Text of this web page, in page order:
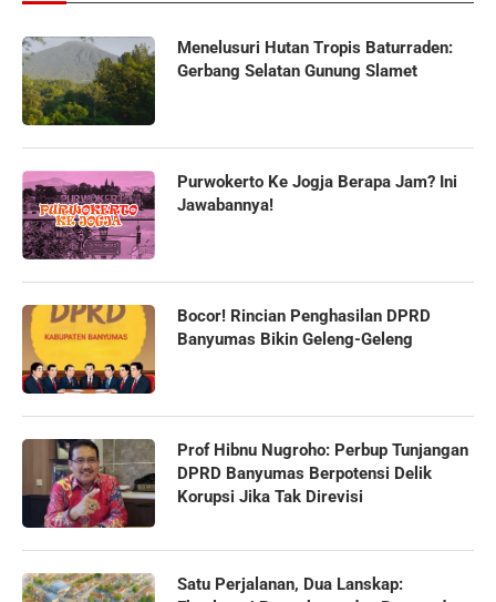
Menelusuri Hutan Tropis Baturraden:
Gerbang Selatan Gunung Slamet
Purwokerto Ke Jogja Berapa Jam? Ini
Jawabannya!
Bocor! Rincian Penghasilan DPRD
Banyumas Bikin Geleng-Geleng
Prof Hibnu Nugroho: Perbup Tunjangan
DPRD Banyumas Berpotensi Delik
Korupsi Jika Tak Direvisi
Satu Perjalanan, Dua Lanskap: